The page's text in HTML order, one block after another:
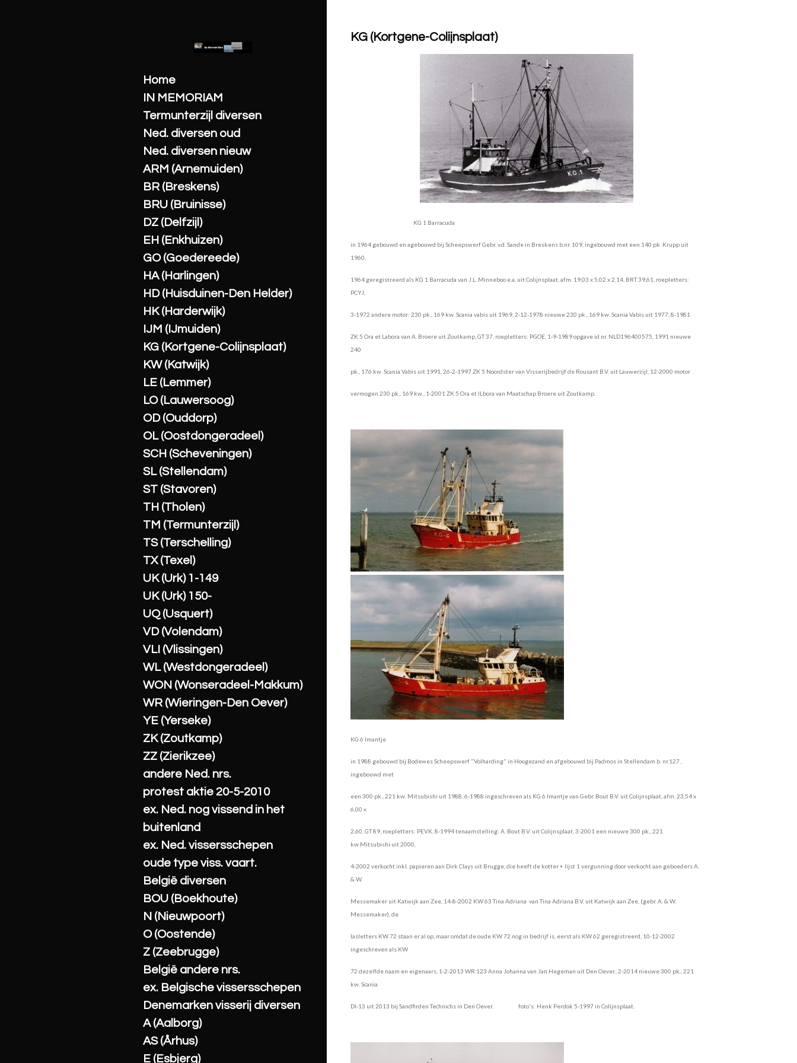
KG (Kortgene-Colijnsplaat)
KG 1 Barracuda
in 1964 gebouwd en agebouwd bij Scheepswerf Gebr. v.d. Sande in Breskens b.nr. 109, ingebouwd met een 140 pk. Krupp uit
1960,
1964 geregistreerd als KG 1 Barracuda van J.L. Minneboo e.a. uit Colijnsplaat, afm. 19,03 x 5,02 x 2,14, BRT 39,61, roepletters:
PCYJ,
3-1972 andere motor: 230 pk., 169 kw. Scania vabis uit 1969, 2-12-1978 nieuwe 230 pk., 169 kw. Scania Vabis uit 1977, 8-1981
ZK 5 Ora et Labora van A. Broere uit Zoutkamp, GT 37, roepletters: PGOE, 1-9-1989 opgave id nr. NLD196400575, 1991 nieuwe
240
pk., 176 kw. Scania Vabis uit 1991, 26-2-1997 ZK 5 Noordster van Visserijbedrijf de Rousant B.V. uit Lauwerzijl, 12-2000 motor
vermogen 230 pk., 169 kw., 1-2001 ZK 5 Ora et lLbora van Maatschap Broere uit Zoutkamp.
KG 6 Imantje
in 1988 gebouwd bij Bodewes Scheepswerf "Volharding" in Hoogezand en afgebouwd bij Padmos in Stellendam b. nr.127 ,
ingebouwd met
een 300 pk., 221 kw. Mitsubishi uit 1988, 6-1988 ingeschreven als KG 6 Imantje van Gebr. Bout B.V. uit Colijnsplaat, afm. 23,54 x
6,00 x
2,60, GT 89, roepletters: PEVK, 8-1994 tenaamstelling: A. Bout B.V. uit Colijnsplaat, 3-2001 een nieuwe 300 pk., 221
kw.Mitsubishi uit 2000,
4-2002 verkocht inkl. papieren aan Dirk Clays uit Brugge, die heeft de kotter + lijst 1 vergunning door verkocht aan geboeders A.
& W.
Messemaker uit Katwijk aan Zee, 14-8-2002 KW 63 Tina Adriana van Tina Adriana B.V. uit Katwijk aan Zee, (gebr. A. & W.
Messemaker), de
lasletters KW 72 staan er al op, maar omdat de oude KW 72 nog in bedrijf is, eerst als KW 62 geregistreerd, 10-12-2002
ingeschreven als KW
72 dezelfde naam en eigenaars, 1-2-2013 WR 123 Anna Johanna van Jan Hegeman uit Den Oever., 2-2014 nieuwe 300 pk., 221
kw. Scania
DI-13 uit 2013 bij Sandfirden Technichs in Den Oever. foto's: Henk Perdok 5-1997 in Colijnsplaat.
Home
IN MEMORIAM
Termunterzijl diversen
Ned. diversen oud
Ned. diversen nieuw
ARM (Arnemuiden)
BR (Breskens)
BRU (Bruinisse)
DZ (Delfzijl)
EH (Enkhuizen)
GO (Goedereede)
HA (Harlingen)
HD (Huisduinen-Den Helder)
HK (Harderwijk)
IJM (IJmuiden)
KG (Kortgene-Colijnsplaat)
KW (Katwijk)
LE (Lemmer)
LO (Lauwersoog)
OD (Ouddorp)
OL (Oostdongeradeel)
SCH (Scheveningen)
SL (Stellendam)
ST (Stavoren)
TH (Tholen)
TM (Termunterzijl)
TS (Terschelling)
TX (Texel)
UK (Urk) 1-149
UK (Urk) 150-
UQ (Usquert)
VD (Volendam)
VLI (Vlissingen)
WL (Westdongeradeel)
WON (Wonseradeel-Makkum)
WR (Wieringen-Den Oever)
YE (Yerseke)
ZK (Zoutkamp)
ZZ (Zierikzee)
andere Ned. nrs.
protest aktie 20-5-2010
ex. Ned. nog vissend in het
buitenland
ex. Ned. vissersschepen
oude type viss. vaart.
België diversen
BOU (Boekhoute)
N (Nieuwpoort)
O (Oostende)
Z (Zeebrugge)
België andere nrs.
ex. Belgische vissersschepen
Denemarken visserij diversen
A (Aalborg)
AS (Århus)
E (Esbjerg)